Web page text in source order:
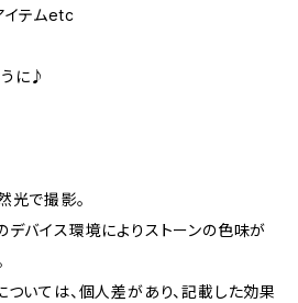
イテムetc
うに♪
光で撮影。
デバイス環境によりストーンの色味が
いては、個人差があり、記載した効果